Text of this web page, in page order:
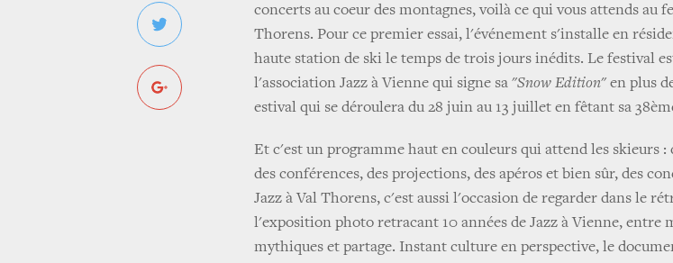
concerts au coeur des montagnes, voilà ce qui vous attends au
Thorens. Pour ce premier essai, l'événement s'installe en
haute station de ski le temps de trois jours inédits. Le festival
l'association Jazz à Vienne qui signe sa "Snow Edition" en plus
estival qui se déroulera du 28 juin au 13 juillet en fêtant sa
Et c'est un programme haut en couleurs qui attend les skieurs :
des conférences, des projections, des apéros et bien sûr, des
Jazz à Val Thorens, c'est aussi l'occasion de regarder dans le
l'exposition photo retracant 10 années de Jazz à Vienne, entre
mythiques et partage. Instant culture en perspective, le